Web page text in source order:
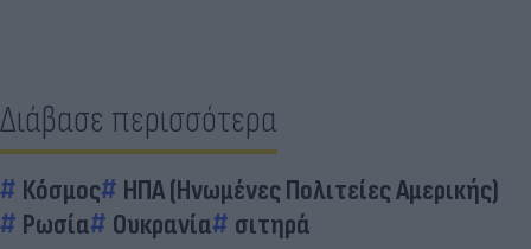
Διάβασε περισσότερα
Κόσμος
ΗΠΑ (Ηνωμένες Πολιτείες Αμερικής)
Ρωσία
Ουκρανία σιτηρά